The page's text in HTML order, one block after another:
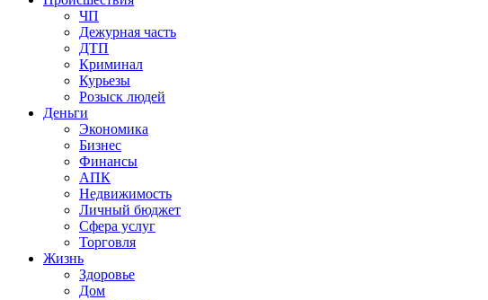
ЧП
Дежурная часть
ДТП
Криминал
Курьезы
Розыск людей
Деньги
Экономика
Бизнес
Финансы
АПК
Недвижимость
Личный бюджет
Сфера услуг
Торговля
Жизнь
Здоровье
Дом